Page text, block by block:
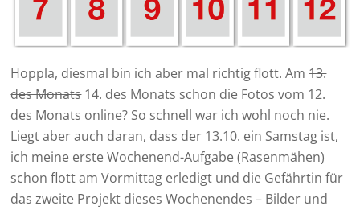
Hoppla, diesmal bin ich aber mal richtig flott. Am13.
des Monats14. des Monats schon die Fotos vom 12.
des Monats online? So schnell war ich wohl noch nie.
Liegt aber auch daran, dass der 13.10. ein Samstag ist,
ich meine erste Wochenend-Aufgabe (Rasenmähen)
schon flott am Vormittag erledigt und die Gefährtin für
das zweite Projekt dieses Wochenendes – Bilder und